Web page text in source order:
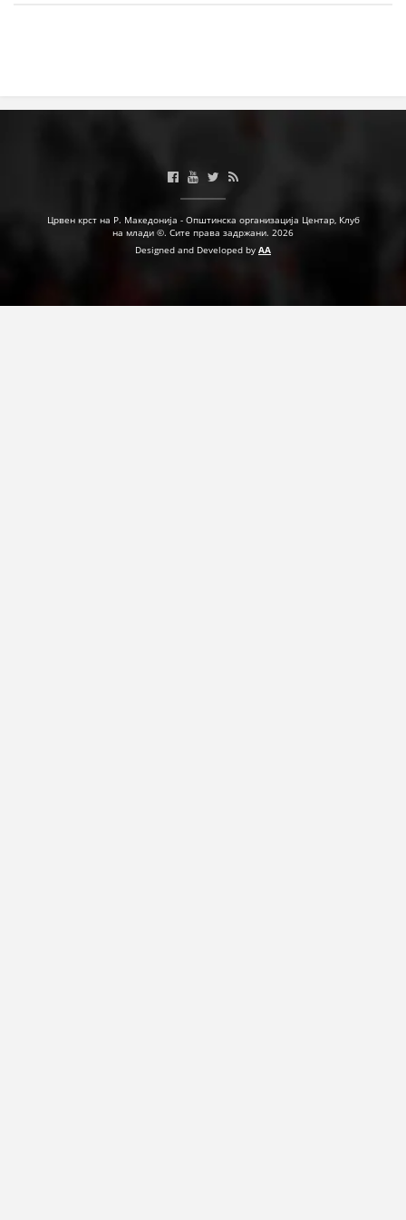
ЗДРАВСТВЕНО ПРЕВЕНТИВНА ДЕЈНОСТ
ПРВА ПОМОШ
КРВОДАРИТЕЛСТВО
МЕНАЏМЕНТ НА ВОЛОНТЕРИ
Црвен крст на Р. Македонија - Општинска организација Центар, Клуб
на млади ©. Сите права задржани. 2026
Designed and Developed by AA